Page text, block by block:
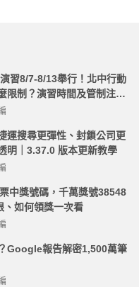
習8/7-8/13舉行！北中行動
限制？演習時間及管制注意
運搜尋更彈性、封鎖公司更
明｜3.37.0 版本更新教學
中獎號碼，千萬獎號38548
、如何領獎一次看
Google報告解密1,500萬筆